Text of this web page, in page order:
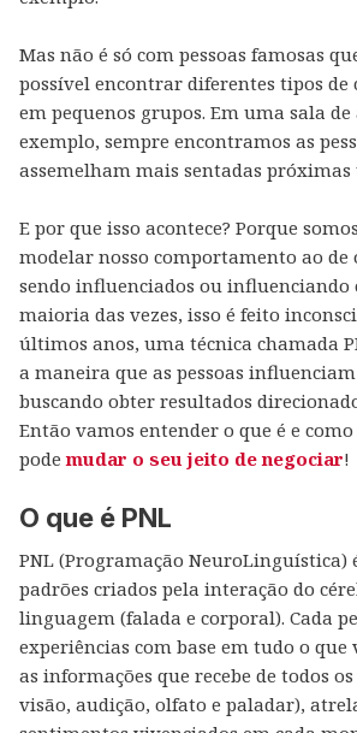
Mas não é só com pessoas famosas
possível encontrar diferentes tipos
em pequenos grupos. Em uma sala
exemplo, sempre encontramos as
assemelham mais sentadas próximas
E por que isso acontece? Porque
modelar nosso comportamento ao de
sendo influenciados ou influenciando
maioria das vezes, isso é feito
últimos anos, uma técnica chamada
a maneira que as pessoas
buscando obter resultados
Então vamos entender o que é e
podemudar o seu jeito de negociar!
O que é PNL
PNL (Programação NeuroLinguística)
padrões criados pela interação do
linguagem (falada e corporal). Cada
experiências com base em tudo o que
as informações que recebe de todos
visão, audição, olfato e paladar),